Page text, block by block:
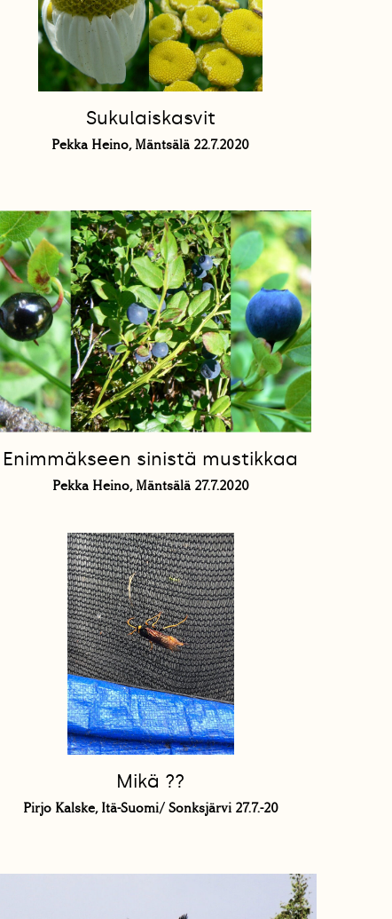
Sukulaiskasvit
Pekka Heino, Mäntsälä 22.7.2020
Enimmäkseen sinistä mustikkaa
Pekka Heino, Mäntsälä 27.7.2020
Mikä ??
Pirjo Kalske, Itä-Suomi/ Sonksjärvi 27.7.-20